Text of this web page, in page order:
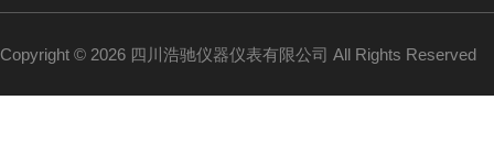
Copyright © 2026 四川浩驰仪器仪表有限公司 All Rights Reserved